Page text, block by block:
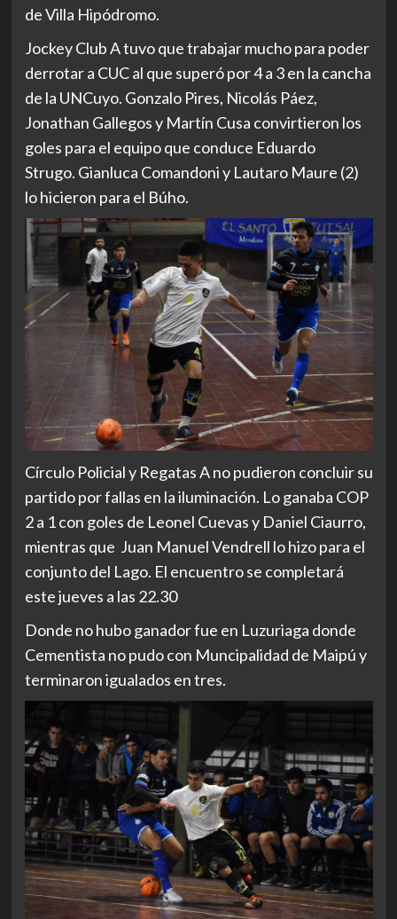
de Villa Hipódromo.
Jockey Club A tuvo que trabajar mucho para poder
derrotar a CUC al que superó por 4 a 3 en la cancha
de la UNCuyo. Gonzalo Pires, Nicolás Páez,
Jonathan Gallegos y Martín Cusa convirtieron los
goles para el equipo que conduce Eduardo
Strugo. Gianluca Comandoni y Lautaro Maure (2)
lo hicieron para el Búho.
Círculo Policial y Regatas A no pudieron concluir su
partido por fallas en la iluminación. Lo ganaba COP
2 a 1 con goles de Leonel Cuevas y Daniel Ciaurro,
mientras que Juan Manuel Vendrell lo hizo para el
conjunto del Lago. El encuentro se completará
este jueves a las 22.30
Donde no hubo ganador fue en Luzuriaga donde
Cementista no pudo con Muncipalidad de Maipú y
terminaron igualados en tres.